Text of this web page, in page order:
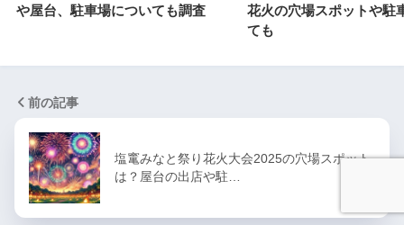
や屋台、駐車場についても調査
花火の穴場スポットや駐
ても
前の記事
塩竃みなと祭り花火大会2025の穴場スポット
は？屋台の出店や駐…